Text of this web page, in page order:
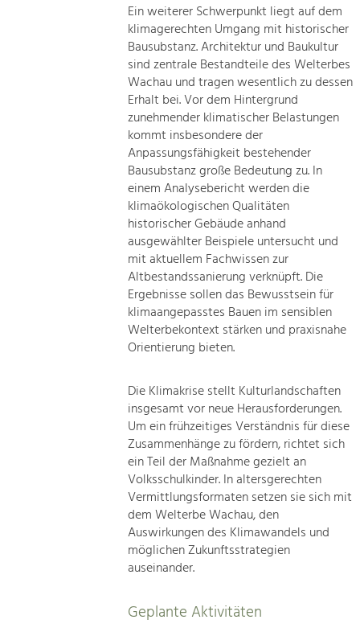
Ein weiterer Schwerpunkt liegt auf dem
klimagerechten Umgang mit historischer
Bausubstanz. Architektur und Baukultur
sind zentrale Bestandteile des Welterbes
Wachau und tragen wesentlich zu dessen
Erhalt bei. Vor dem Hintergrund
zunehmender klimatischer Belastungen
kommt insbesondere der
Anpassungsfähigkeit bestehender
Bausubstanz große Bedeutung zu. In
einem Analysebericht werden die
klimaökologischen Qualitäten
historischer Gebäude anhand
ausgewählter Beispiele untersucht und
mit aktuellem Fachwissen zur
Altbestandssanierung verknüpft. Die
Ergebnisse sollen das Bewusstsein für
klimaangepasstes Bauen im sensiblen
Welterbekontext stärken und praxisnahe
Orientierung bieten.
Die Klimakrise stellt Kulturlandschaften
insgesamt vor neue Herausforderungen.
Um ein frühzeitiges Verständnis für diese
Zusammenhänge zu fördern, richtet sich
ein Teil der Maßnahme gezielt an
Volksschulkinder. In altersgerechten
Vermittlungsformaten setzen sie sich mit
dem Welterbe Wachau, den
Auswirkungen des Klimawandels und
möglichen Zukunftsstrategien
auseinander.
Geplante Aktivitäten